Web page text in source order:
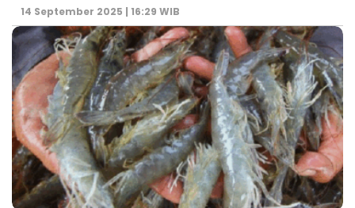
14 September 2025 | 16:29 WIB